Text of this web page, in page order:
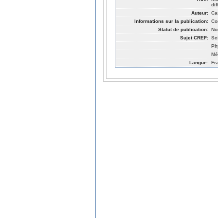
Auteur:
Informations sur la publication:
Statut de publication:
Sujet CREF:
Langue: